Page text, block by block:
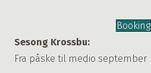
Booking
Sesong Krossbu:
Fra påske til medio september